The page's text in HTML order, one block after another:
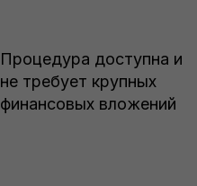
Процедура доступна и
не требует крупных
финансовых вложений